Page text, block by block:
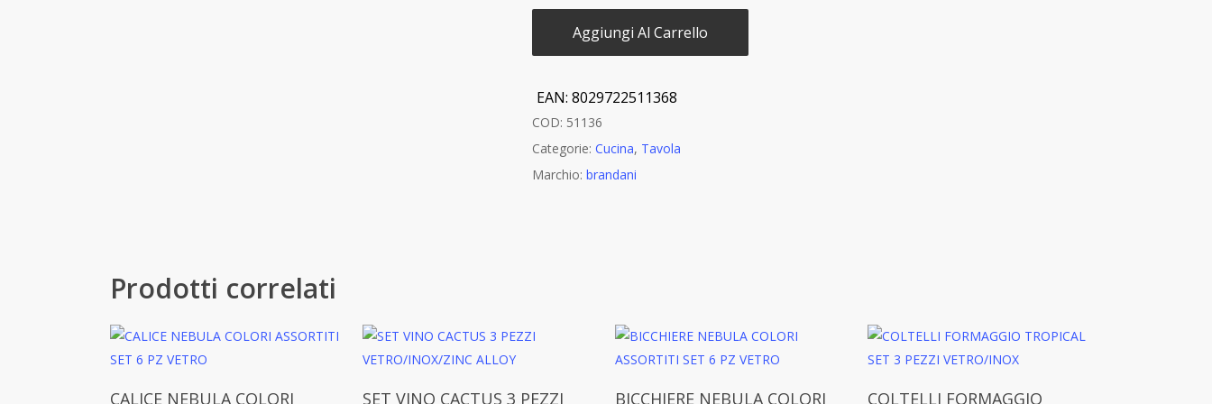
Aggiungi Al Carrello
EAN: 8029722511368
COD: 51136
Categorie: Cucina, Tavola
Marchio: brandani
Prodotti correlati
Aggiungi Al Carrello
CALICE NEBULA COLORI Aggiungi Al Carrello
SET VINO CACTUS 3 PEZZI Aggiungi Al Carrello
BICCHIERE NEBULA COLORI Aggiungi Al Carrello
COLTELLI FORMAGGIO